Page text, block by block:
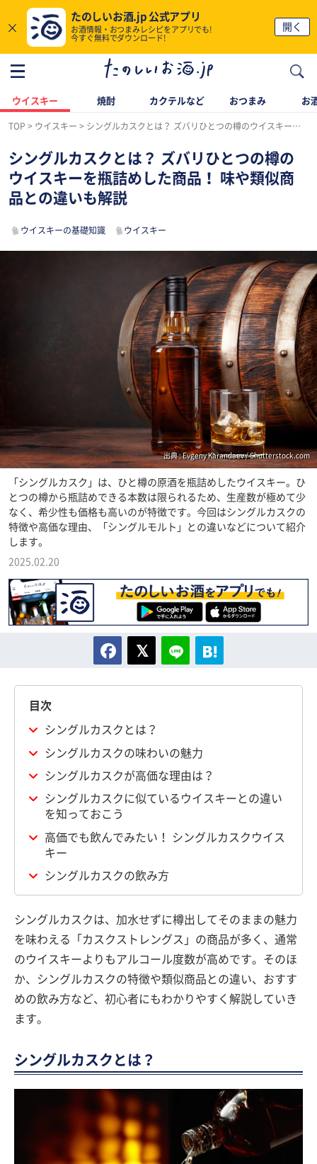
×
たのしいお酒.jp 公式アプリ
お酒情報・おつまみレシピをアプリでも!
今すぐ無料でダウンロード!
開く
ウイスキー 焼酎 カクテルなど おつまみ お
TOP ウイスキー シングルカスクとは？ ズバリひとつの樽のウイスキーを瓶詰めした商品！ 味や類似商品との違いも解説
シングルカスクとは？ ズバリひとつの樽の
ウイスキーを瓶詰めした商品！ 味や類似商
品との違いも解説
ウイスキーの基礎知識 ウイスキー
出典 : Evgeny Karandaev / Shutterstock.com
「シングルカスク」は、ひと樽の原酒を瓶詰めしたウイスキー。ひ
とつの樽から瓶詰めできる本数は限られるため、生産数が極めて少
なく、希少性も価格も高いのが特徴です。今回はシングルカスクの
特徴や高価な理由、「シングルモルト」との違いなどについて紹介
します。
2025.02.20
目次
シングルカスクとは？
シングルカスクの味わいの魅力
シングルカスクが高価な理由は？
シングルカスクに似ているウイスキーとの違い
を知っておこう
高価でも飲んでみたい！ シングルカスクウイス
キー
シングルカスクの飲み方
シングルカスクは、加水せずに樽出してそのままの魅力
を味わえる「カスクストレングス」の商品が多く、通常
のウイスキーよりもアルコール度数が高めです。そのほ
か、シングルカスクの特徴や類似商品との違い、おすす
めの飲み方など、初心者にもわかりやすく解説していき
ます。
シングルカスクとは？